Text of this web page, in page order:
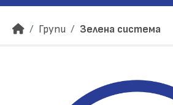
Групи Зелена система